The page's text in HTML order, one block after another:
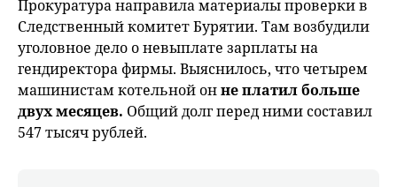
Прокуратура направила материалы проверки в
Следственный комитет Бурятии. Там возбудили
уголовное дело о невыплате зарплаты на
гендиректора фирмы. Выяснилось, что четырем
машинистам котельной онне платил больше
двух месяцев. Общий долг перед ними составил
547 тысяч рублей.